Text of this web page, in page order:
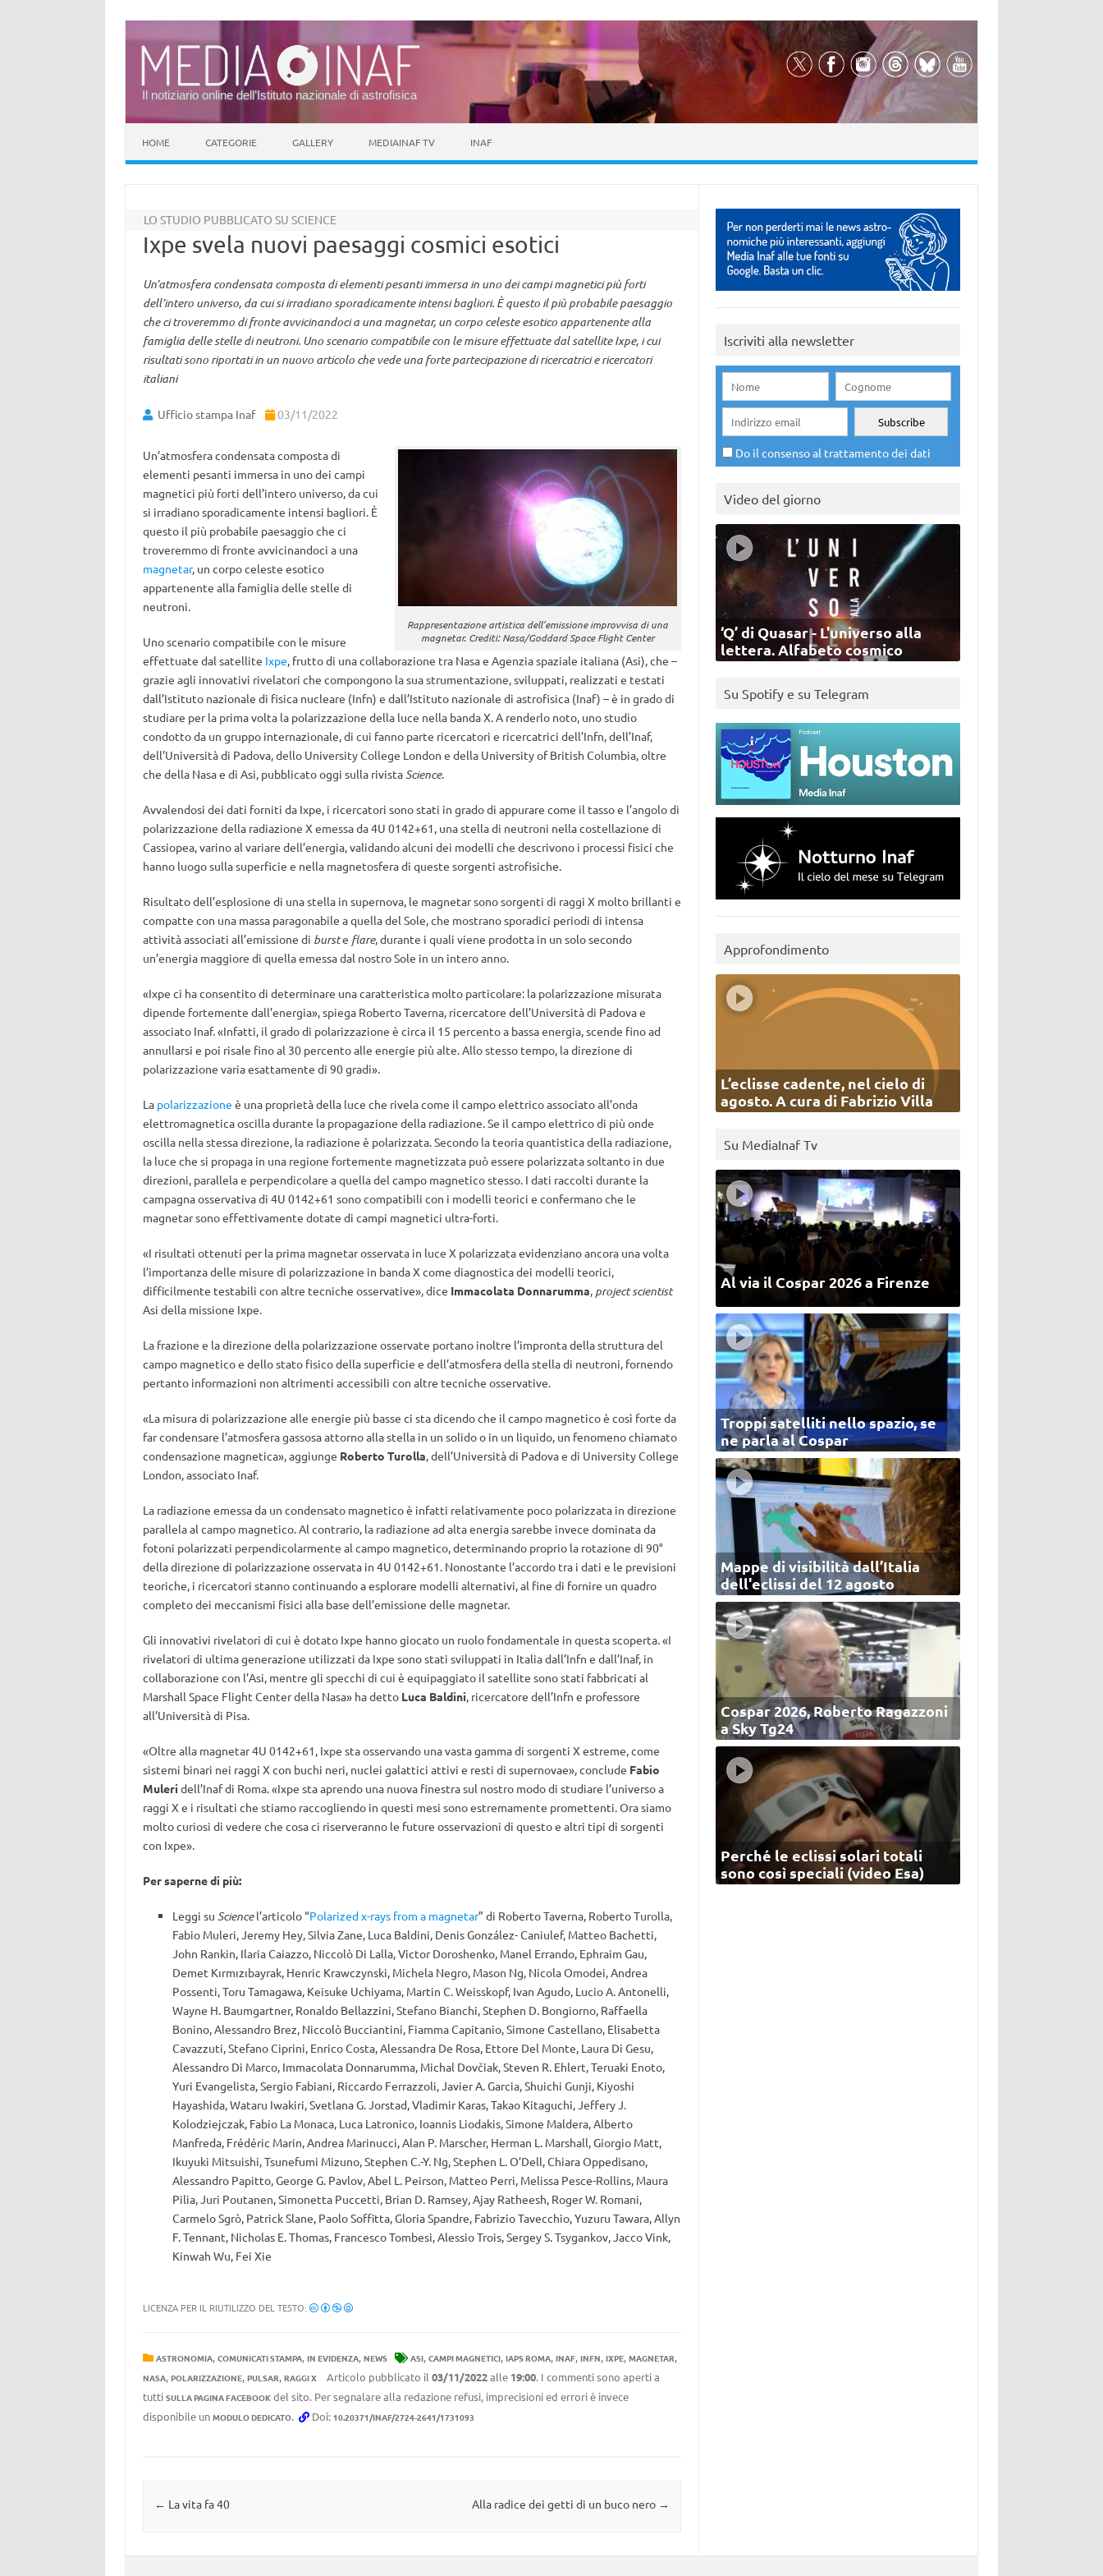
Il notiziario online dell’Istituto nazionale di astrofisica
HOME CATEGORIE GALLERY MEDIAINAF TV INAF
LO STUDIO PUBBLICATO SU SCIENCE
Ixpe svela nuovi paesaggi cosmici esotici
Un’atmosfera condensata composta di elementi pesanti immersa in uno dei campi magnetici più forti
dell’intero universo, da cui si irradiano sporadicamente intensi bagliori. È questo il più probabile paesaggio
che ci troveremmo di fronte avvicinandoci a una magnetar, un corpo celeste esotico appartenente alla
famiglia delle stelle di neutroni. Uno scenario compatibile con le misure effettuate dal satellite Ixpe, i cui
risultati sono riportati in un nuovo articolo che vede una forte partecipazione di ricercatrici e ricercatori
italiani
Ufficio stampa Inaf 03/11/2022
Rappresentazione artistica dell’emissione improvvisa di una
magnetar. Crediti: Nasa/Goddard Space Flight Center
Un’atmosfera condensata composta di
elementi pesanti immersa in uno dei campi
magnetici più forti dell’intero universo, da cui
si irradiano sporadicamente intensi bagliori. È
questo il più probabile paesaggio che ci
troveremmo di fronte avvicinandoci a una
magnetar, un corpo celeste esotico
appartenente alla famiglia delle stelle di
neutroni.
Uno scenario compatibile con le misure
effettuate dal satellite Ixpe, frutto di una collaborazione tra Nasa e Agenzia spaziale italiana (Asi), che –
grazie agli innovativi rivelatori che compongono la sua strumentazione, sviluppati, realizzati e testati
dall’Istituto nazionale di fisica nucleare (Infn) e dall’Istituto nazionale di astrofisica (Inaf) – è in grado di
studiare per la prima volta la polarizzazione della luce nella banda X. A renderlo noto, uno studio
condotto da un gruppo internazionale, di cui fanno parte ricercatori e ricercatrici dell’Infn, dell’Inaf,
dell’Università di Padova, dello University College London e della University of British Columbia, oltre
che della Nasa e di Asi, pubblicato oggi sulla rivistaScience.
Avvalendosi dei dati forniti da Ixpe, i ricercatori sono stati in grado di appurare come il tasso e l’angolo di
polarizzazione della radiazione X emessa da 4U 0142+61, una stella di neutroni nella costellazione di
Cassiopea, varino al variare dell’energia, validando alcuni dei modelli che descrivono i processi fisici che
hanno luogo sulla superficie e nella magnetosfera di queste sorgenti astrofisiche.
Risultato dell’esplosione di una stella in supernova, le magnetar sono sorgenti di raggi X molto brillanti e
compatte con una massa paragonabile a quella del Sole, che mostrano sporadici periodi di intensa
attività associati all’emissione di burste flare, durante i quali viene prodotta in un solo secondo
un’energia maggiore di quella emessa dal nostro Sole in un intero anno.
«Ixpe ci ha consentito di determinare una caratteristica molto particolare: la polarizzazione misurata
dipende fortemente dall’energia», spiega Roberto Taverna, ricercatore dell’Università di Padova e
associato Inaf. «Infatti, il grado di polarizzazione è circa il 15 percento a bassa energia, scende fino ad
annullarsi e poi risale fino al 30 percento alle energie più alte. Allo stesso tempo, la direzione di
polarizzazione varia esattamente di 90 gradi».
La polarizzazione è una proprietà della luce che rivela come il campo elettrico associato all’onda
elettromagnetica oscilla durante la propagazione della radiazione. Se il campo elettrico di più onde
oscilla nella stessa direzione, la radiazione è polarizzata. Secondo la teoria quantistica della radiazione,
la luce che si propaga in una regione fortemente magnetizzata può essere polarizzata soltanto in due
direzioni, parallela e perpendicolare a quella del campo magnetico stesso. I dati raccolti durante la
campagna osservativa di 4U 0142+61 sono compatibili con i modelli teorici e confermano che le
magnetar sono effettivamente dotate di campi magnetici ultra-forti.
«I risultati ottenuti per la prima magnetar osservata in luce X polarizzata evidenziano ancora una volta
l’importanza delle misure di polarizzazione in banda X come diagnostica dei modelli teorici,
difficilmente testabili con altre tecniche osservative», dice Immacolata Donnarumma, project scientist
Asi della missione Ixpe.
La frazione e la direzione della polarizzazione osservate portano inoltre l’impronta della struttura del
campo magnetico e dello stato fisico della superficie e dell’atmosfera della stella di neutroni, fornendo
pertanto informazioni non altrimenti accessibili con altre tecniche osservative.
«La misura di polarizzazione alle energie più basse ci sta dicendo che il campo magnetico è così forte da
far condensare l’atmosfera gassosa attorno alla stella in un solido o in un liquido, un fenomeno chiamato
condensazione magnetica», aggiunge Roberto Turolla, dell’Università di Padova e di University College
London, associato Inaf.
La radiazione emessa da un condensato magnetico è infatti relativamente poco polarizzata in direzione
parallela al campo magnetico. Al contrario, la radiazione ad alta energia sarebbe invece dominata da
fotoni polarizzati perpendicolarmente al campo magnetico, determinando proprio la rotazione di 90°
della direzione di polarizzazione osservata in 4U 0142+61. Nonostante l’accordo tra i dati e le previsioni
teoriche, i ricercatori stanno continuando a esplorare modelli alternativi, al fine di fornire un quadro
completo dei meccanismi fisici alla base dell’emissione delle magnetar.
Gli innovativi rivelatori di cui è dotato Ixpe hanno giocato un ruolo fondamentale in questa scoperta. «I
rivelatori di ultima generazione utilizzati da Ixpe sono stati sviluppati in Italia dall’Infn e dall’Inaf, in
collaborazione con l’Asi, mentre gli specchi di cui è equipaggiato il satellite sono stati fabbricati al
Marshall Space Flight Center della Nasa» ha detto Luca Baldini, ricercatore dell’Infn e professore
all’Università di Pisa.
«Oltre alla magnetar 4U 0142+61, Ixpe sta osservando una vasta gamma di sorgenti X estreme, come
sistemi binari nei raggi X con buchi neri, nuclei galattici attivi e resti di supernovae», conclude Fabio
Muleri dell’Inaf di Roma. «Ixpe sta aprendo una nuova finestra sul nostro modo di studiare l’universo a
raggi X e i risultati che stiamo raccogliendo in questi mesi sono estremamente promettenti. Ora siamo
molto curiosi di vedere che cosa ci riserveranno le future osservazioni di questo e altri tipi di sorgenti
con Ixpe».
Per saperne di più:
Leggi su Sciencel’articolo “Polarized x-rays from a magnetar” di Roberto Taverna, Roberto Turolla,
Fabio Muleri, Jeremy Hey, Silvia Zane, Luca Baldini, Denis González- Caniulef, Matteo Bachetti,
John Rankin, Ilaria Caiazzo, Niccolò Di Lalla, Victor Doroshenko, Manel Errando, Ephraim Gau,
Demet Kırmızıbayrak, Henric Krawczynski, Michela Negro, Mason Ng, Nicola Omodei, Andrea
Possenti, Toru Tamagawa, Keisuke Uchiyama, Martin C. Weisskopf, Ivan Agudo, Lucio A. Antonelli,
Wayne H. Baumgartner, Ronaldo Bellazzini, Stefano Bianchi, Stephen D. Bongiorno, Raffaella
Bonino, Alessandro Brez, Niccolò Bucciantini, Fiamma Capitanio, Simone Castellano, Elisabetta
Cavazzuti, Stefano Ciprini, Enrico Costa, Alessandra De Rosa, Ettore Del Monte, Laura Di Gesu,
Alessandro Di Marco, Immacolata Donnarumma, Michal Dovčiak, Steven R. Ehlert, Teruaki Enoto,
Yuri Evangelista, Sergio Fabiani, Riccardo Ferrazzoli, Javier A. Garcia, Shuichi Gunji, Kiyoshi
Hayashida, Wataru Iwakiri, Svetlana G. Jorstad, Vladimir Karas, Takao Kitaguchi, Jeffery J.
Kolodziejczak, Fabio La Monaca, Luca Latronico, Ioannis Liodakis, Simone Maldera, Alberto
Manfreda, Frédéric Marin, Andrea Marinucci, Alan P. Marscher, Herman L. Marshall, Giorgio Matt,
Ikuyuki Mitsuishi, Tsunefumi Mizuno, Stephen C.-Y. Ng, Stephen L. O’Dell, Chiara Oppedisano,
Alessandro Papitto, George G. Pavlov, Abel L. Peirson, Matteo Perri, Melissa Pesce-Rollins, Maura
Pilia, Juri Poutanen, Simonetta Puccetti, Brian D. Ramsey, Ajay Ratheesh, Roger W. Romani,
Carmelo Sgrò, Patrick Slane, Paolo Soffitta, Gloria Spandre, Fabrizio Tavecchio, Yuzuru Tawara, Allyn
F. Tennant, Nicholas E. Thomas, Francesco Tombesi, Alessio Trois, Sergey S. Tsygankov, Jacco Vink,
Kinwah Wu, Fei Xie
LICENZA PER IL RIUTILIZZO DEL TESTO:
ASTRONOMIA, COMUNICATI STAMPA, IN EVIDENZA, NEWS ASI, CAMPI MAGNETICI, IAPS ROMA, INAF, INFN, IXPE, MAGNETAR,
NASA, POLARIZZAZIONE, PULSAR, RAGGI X Articolo pubblicato il 03/11/2022alle 19:00. I commenti sono aperti a
tutti SULLA PAGINA FACEBOOKdel sito. Per segnalare alla redazione refusi, imprecisioni ed errori è invece
disponibile un MODULO DEDICATO. Doi: 10.20371/INAF/2724-2641/1731093
Navigazione articolo
← La vita fa 40 Alla radice dei getti di un buco nero →
Iscriviti alla newsletter
Do il consenso al trattamento dei dati
Video del giorno
‘Q’ di Quasar - L'universo alla
lettera. Alfabeto cosmico
Su Spotify e su Telegram
Approfondimento
L’eclisse cadente, nel cielo di
agosto. A cura di Fabrizio Villa
Su MediaInaf Tv
Al via il Cospar 2026 a Firenze
Troppi satelliti nello spazio, se
ne parla al Cospar
Mappe di visibilità dall’Italia
dell'eclissi del 12 agosto
Cospar 2026, Roberto Ragazzoni
a Sky Tg24
Perché le eclissi solari totali
sono così speciali (video Esa)